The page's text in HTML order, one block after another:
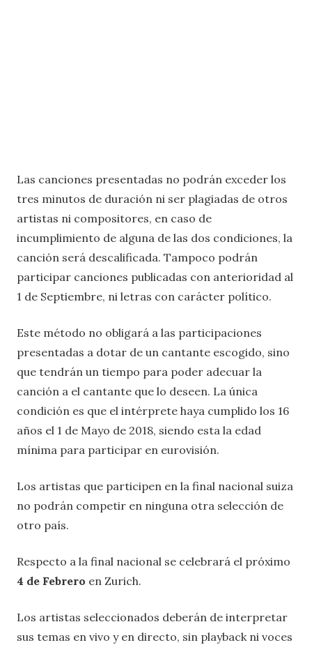
Las canciones presentadas no podrán exceder los
tres minutos de duración ni ser plagiadas de otros
artistas ni compositores, en caso de
incumplimiento de alguna de las dos condiciones, la
canción será descalificada. Tampoco podrán
participar canciones publicadas con anterioridad al
1 de Septiembre, ni letras con carácter político.
Este método no obligará a las participaciones
presentadas a dotar de un cantante escogido, sino
que tendrán un tiempo para poder adecuar la
canción a el cantante que lo deseen. La única
condición es que el intérprete haya cumplido los 16
años el 1 de Mayo de 2018, siendo esta la edad
mínima para participar en eurovisión.
Los artistas que participen en la final nacional suiza
no podrán competir en ninguna otra selección de
otro país.
Respecto a la final nacional se celebrará el próximo
4 de Febrero en Zurich.
Los artistas seleccionados deberán de interpretar
sus temas en vivo y en directo, sin playback ni voces